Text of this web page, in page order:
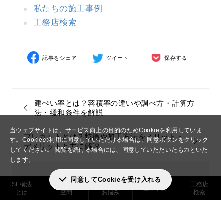
当ウェブサイトは、サービス向上の目的のためCookieを利用していま
す。 Cookieの利用に同意していただける場合は、同意ボタンをクリック
してください。 閲覧を続ける場合には、同意していただいたものといた
します。
同意してCookieを受け入れる
SE構法
とは
実現できる
空間
お悩み
施工事例
工務店
検索
私たちの施工事例
工務店検索
記事をシェア ツイート 保存する
建ぺい率とは？容積率の違いや調べ方・計算方
法・緩和条件を解説
プレカットとは？特徴や加工方法をメリット・
デメリットと共に解説
SE構法とは…